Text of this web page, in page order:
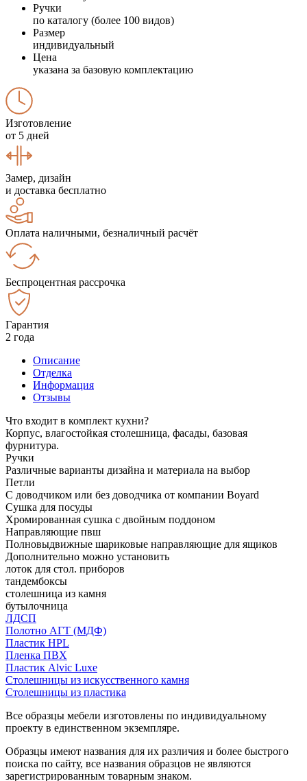
Ручки
по каталогу (более 100 видов)
Размер
индивидуальный
Цена
указана за базовую комплектацию
Изготовление
от 5 дней
Замер, дизайн
и доставка бесплатно
Оплата наличными, безналичный расчёт
Беспроцентная рассрочка
Гарантия
2 года
Описание
Отделка
Информация
Отзывы
Что входит в комплект кухни?
Корпус, влагостойкая столешница, фасады, базовая
фурнитура.
Ручки
Различные варианты дизайна и материала на выбор
Петли
С доводчиком или без доводчика от компании Boyard
Сушка для посуды
Хромированная сушка с двойным поддоном
Направляющие пвш
Полновыдвижные шариковые направляющие для ящиков
Дополнительно можно установить
лоток для стол. приборов
тандембоксы
столешница из камня
бутылочница
ЛДСП
Полотно АГТ (МДФ)
Пластик HPL
Пленка ПВХ
Пластик Alvic Luxe
Столешницы из искусственного камня
Столешницы из пластика
Все образцы мебели изготовлены по индивидуальному
проекту в единственном экземпляре.
Образцы имеют названия для их различия и более быстрого
поиска по сайту, все названия образцов не являются
зарегистрированным товарным знаком.